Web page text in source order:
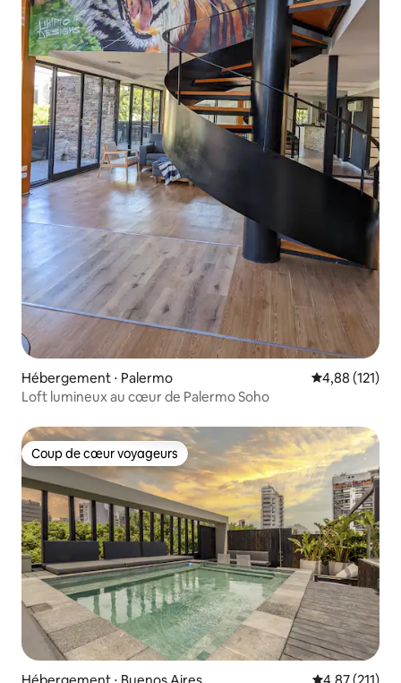
Hébergement ⋅ Palermo Évaluation
4,88 (121)
Loft lumineux au cœur de Palermo Soho
Coup de cœur voyageurs
Coup de cœur voyageurs
Hébergement ⋅ Buenos Aires Évaluation
4,87 (211)